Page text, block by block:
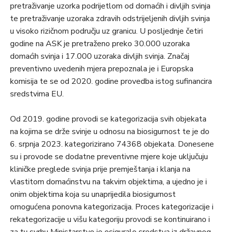
pretraživanje uzorka podrijetlom od domaćih i divljih svinja
te pretraživanje uzoraka zdravih odstrijeljenih divljih svinja
u visoko rizičnom području uz granicu. U posljednje četiri
godine na ASK je pretraženo preko 30.000 uzoraka
domaćih svinja i 17.000 uzoraka divljih svinja. Značaj
preventivno uvedenih mjera prepoznala je i Europska
komisija te se od 2020. godine provedba istog sufinancira
sredstvima EU.
Od 2019. godine provodi se kategorizacija svih objekata
na kojima se drže svinje u odnosu na biosigurnost te je do
6. srpnja 2023. kategorizirano 74368 objekata. Donesene
su i provode se dodatne preventivne mjere koje uključuju
kliničke preglede svinja prije premještanja i klanja na
vlastitom domaćinstvu na takvim objektima, a ujedno je i
onim objektima koja su unaprijedila biosigurnost
omogućena ponovna kategorizacija. Proces kategorizacije i
rekategorizacije u višu kategoriju provodi se kontinuirano i